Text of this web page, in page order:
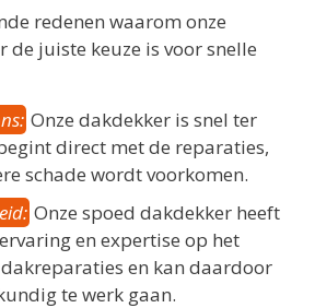
redenen waarom onze
de juiste keuze is voor snelle
Onze dakdekker is snel ter
direct met de reparaties,
schade wordt voorkomen.
Onze spoed dakdekker heeft
en expertise op het
en kan daardoor
te werk gaan.